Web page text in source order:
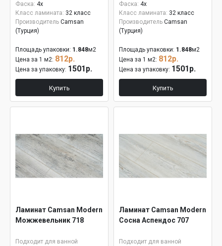
Фаска: 4x
Класс ламината: 32 класс
Производитель Camsan
(Турция)
Площадь упаковки: 1.848м2
Цена за 1 м2: 812р.
Цена за упаковку: 1501р.
Купить
Фаска: 4x
Класс ламината: 32 класс
Производитель Camsan
(Турция)
Площадь упаковки: 1.848м2
Цена за 1 м2: 812р.
Цена за упаковку: 1501р.
Купить
Ламинат Camsan Modern
Можжевельник 718
Подходит для ванной
Ламинат Camsan Modern
Сосна Аспендос 707
Подходит для ванной